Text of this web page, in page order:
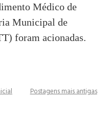
Médico de
Municipal de
foram acionadas.
Postagens mais antigas